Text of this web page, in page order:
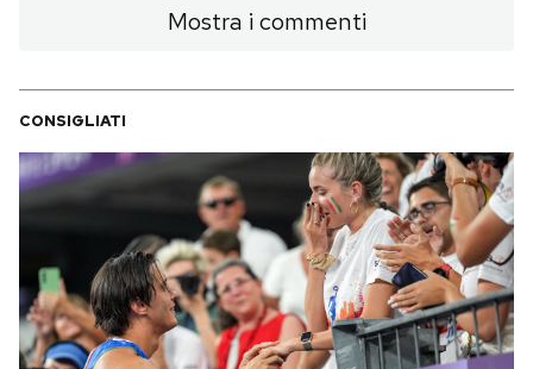
Mostra i commenti
CONSIGLIATI